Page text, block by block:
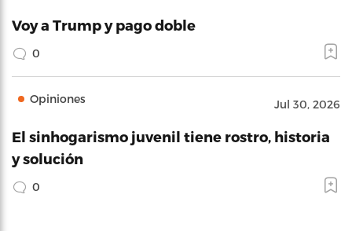
Voy a Trump y pago doble
0
Opiniones Jul 30, 2026
El sinhogarismo juvenil tiene rostro, historia
y solución
0